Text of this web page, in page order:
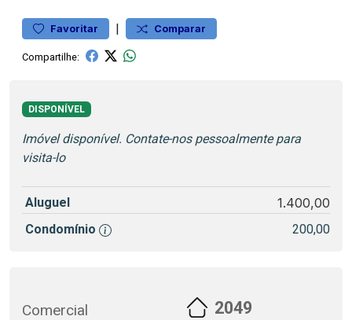
Favoritar | Comparar
Compartilhe:
DISPONÍVEL
Imóvel disponível. Contate-nos pessoalmente para
visita-lo
Aluguel 1.400,00
Condomínio 200,00
Comercial 2049